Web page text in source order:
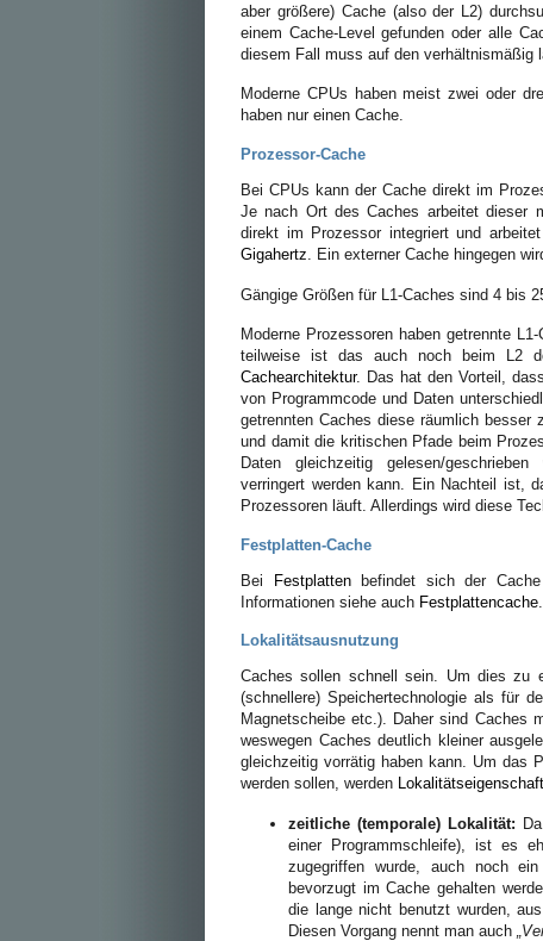
aber größere) Cache (also der L2)
einem Cache-Level gefunden oder alle
diesem Fall muss auf den verhältnismäßig
Moderne CPUs haben meist zwei oder
haben nur einen Cache.
Prozessor-Cache
Bei CPUs kann der Cache direkt im
Je nach Ort des Caches arbeitet dieser
direkt im Prozessor integriert und
Gigahertz. Ein externer Cache hingegen
Gängige Größen für L1-Caches sind 4 bis
Moderne Prozessoren haben getrennte
teilweise ist das auch noch beim L2
Cachearchitektur. Das hat den Vorteil,
von Programmcode und Daten
getrennten Caches diese räumlich besser
und damit die kritischen Pfade beim
Daten gleichzeitig gelesen/
verringert werden kann. Ein Nachteil ist,
Prozessoren läuft. Allerdings wird diese
Festplatten-Cache
Bei
Festplattenbefindet sich der
Informationen siehe auch Festplattencache
Lokalitätsausnutzung
Caches sollen schnell sein. Um dies zu
(schnellere) Speichertechnologie als für
Magnetscheibe etc.). Daher sind Caches
weswegen Caches deutlich kleiner
gleichzeitig vorrätig haben kann. Um das
werden sollen, werden
zeitliche (temporale) Lokalität:
einer Programmschleife), ist es
zugegriffen wurde, auch noch
bevorzugt im Cache gehalten
die lange nicht benutzt wurden,
Diesen Vorgang nennt man auch